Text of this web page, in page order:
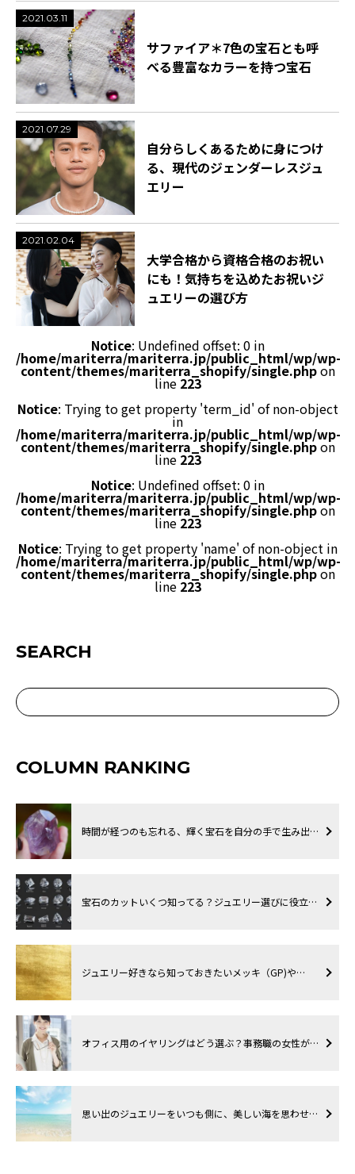
2021.03.11
サファイア＊7色の宝石とも呼
べる豊富なカラーを持つ宝石
2021.07.29
自分らしくあるために身につけ
る、現代のジェンダーレスジュ
エリー
2021.02.04
大学合格から資格合格のお祝い
にも！気持ちを込めたお祝いジ
ュエリーの選び方
Notice: Undefined offset: 0 in
/home/mariterra/mariterra.jp/public_html/wp/wp-
content/themes/mariterra_shopify/single.phpon
line 223
Notice: Trying to get property 'term_id' of non-object
in
/home/mariterra/mariterra.jp/public_html/wp/wp-
content/themes/mariterra_shopify/single.phpon
line 223
Notice: Undefined offset: 0 in
/home/mariterra/mariterra.jp/public_html/wp/wp-
content/themes/mariterra_shopify/single.phpon
line 223
Notice: Trying to get property 'name' of non-object in
/home/mariterra/mariterra.jp/public_html/wp/wp-
content/themes/mariterra_shopify/single.phpon
line 223
SEARCH
COLUMN RANKING
時間が経つのも忘れる、輝く宝石を自分の手で生み出…
宝石のカットいくつ知ってる？ジュエリー選びに役立…
ジュエリー好きなら知っておきたいメッキ（GP)や…
オフィス用のイヤリングはどう選ぶ？事務職の女性が…
思い出のジュエリーをいつも側に、美しい海を思わせ…